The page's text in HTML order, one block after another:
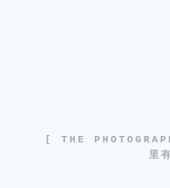
[ THE
里